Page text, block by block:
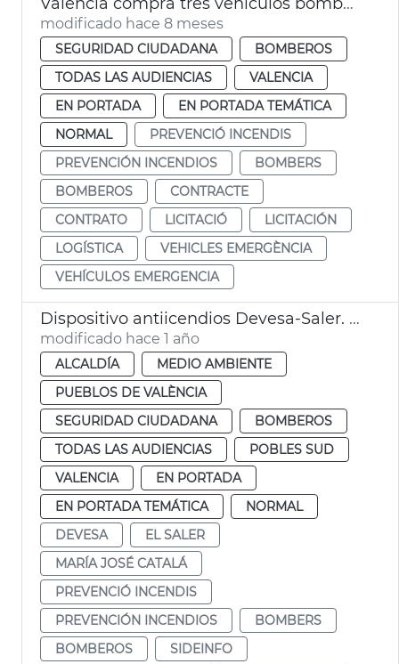
modificado hace 8 meses
SEGURIDAD CIUDADANA
BOMBEROS
TODAS LAS AUDIENCIAS
VALENCIA
EN PORTADA
EN PORTADA TEMÁTICA
NORMAL
PREVENCIÓ INCENDIS
PREVENCIÓN INCENDIOS
BOMBERS
BOMBEROS
CONTRACTE
CONTRATO
LICITACIÓ
LICITACIÓN
LOGÍSTICA
VEHICLES EMERGÈNCIA
VEHÍCULOS EMERGENCIA
Dispositivo antiicendios Devesa-Saler. València
modificado hace 1 año
ALCALDÍA
MEDIO AMBIENTE
PUEBLOS DE VALÈNCIA
SEGURIDAD CIUDADANA
BOMBEROS
TODAS LAS AUDIENCIAS
POBLES SUD
VALENCIA
EN PORTADA
EN PORTADA TEMÁTICA
NORMAL
DEVESA
EL SALER
MARÍA JOSÉ CATALÁ
PREVENCIÓ INCENDIS
PREVENCIÓN INCENDIOS
BOMBERS
BOMBEROS
SIDEINFO